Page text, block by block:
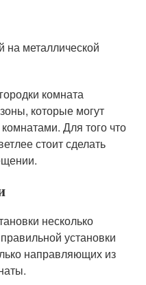
на металлической
комната
которые могут
Для того что
стоит сделать
несколько
установки
направляющих из